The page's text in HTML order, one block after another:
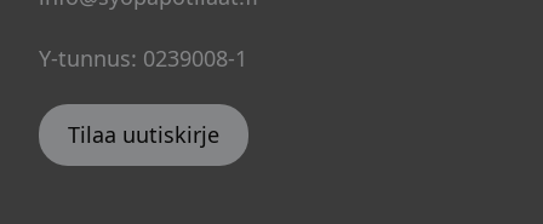
Y-tunnus: 0239008-1
Tilaa uutiskirje